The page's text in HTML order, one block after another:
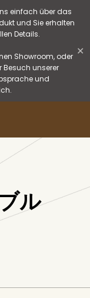
einfach über das
und Sie erhalten
Details.
Showroom, oder
Besuch unserer
und
✕
ル